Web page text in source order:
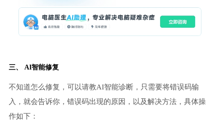
三、 AI智能修复
不知道怎么修复，可以请教AI智能诊断，只需要将错误码输
入，就会告诉你，错误码出现的原因，以及解决方法，具体操
作如下：